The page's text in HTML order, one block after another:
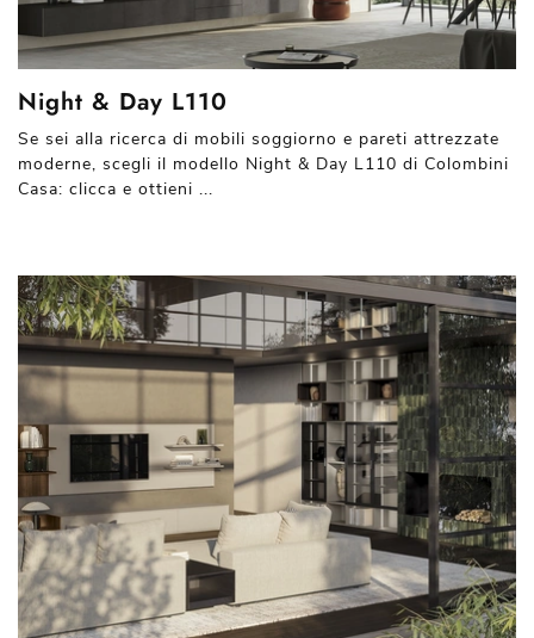
Night & Day L110
Se sei alla ricerca di mobili soggiorno e pareti attrezzate
moderne, scegli il modello Night & Day L110 di Colombini
Casa: clicca e ottieni ...